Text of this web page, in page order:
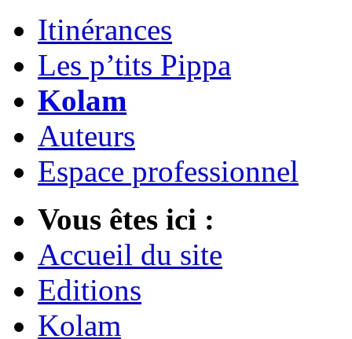
Itinérances
Les p’tits Pippa
Kolam
Auteurs
Espace professionnel
Vous êtes ici :
Accueil du site
Editions
Kolam